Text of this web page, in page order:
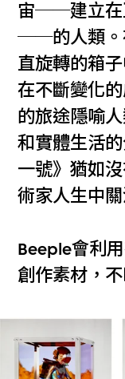
宙──建立在
──的人類。
直旋轉的箱
在不斷變化
的旅途隱喻
和實體生活
一號》猶如
術家人生中
Beeple會利
創作素材，